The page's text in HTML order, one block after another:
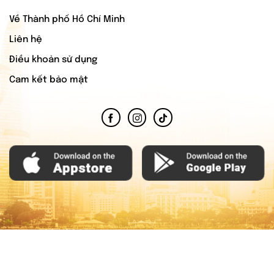
Về Thành phố Hồ Chí Minh
Liên hệ
Điều khoản sử dụng
Cam kết bảo mật